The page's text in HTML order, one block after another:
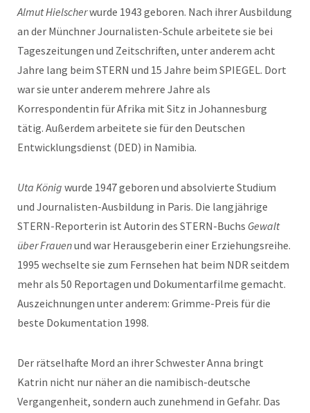
Almut Hielscherwurde 1943 geboren. Nach ihrer Ausbildung
an der Münchner Journalisten-Schule arbeitete sie bei
Tageszeitungen und Zeitschriften, unter anderem acht
Jahre lang beim STERN und 15 Jahre beim SPIEGEL. Dort
war sie unter anderem mehrere Jahre als
Korrespondentin für Afrika mit Sitz in Johannesburg
tätig. Außerdem arbeitete sie für den Deutschen
Entwicklungsdienst (DED) in Namibia.
Uta König wurde 1947 geboren und absolvierte Studium
und Journalisten-Ausbildung in Paris. Die langjährige
STERN-Reporterin ist Autorin des STERN-Buchs Gewalt
über Frauenund war Herausgeberin einer Erziehungsreihe.
1995 wechselte sie zum Fernsehen hat beim NDR seitdem
mehr als 50 Reportagen und Dokumentarfilme gemacht.
Auszeichnungen unter anderem: Grimme-Preis für die
beste Dokumentation 1998.
Der rätselhafte Mord an ihrer Schwester Anna bringt
Katrin nicht nur näher an die namibisch-deutsche
Vergangenheit, sondern auch zunehmend in Gefahr. Das